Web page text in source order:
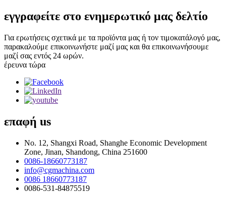
εγγραφείτε στο ενημερωτικό μας δελτίο
Για ερωτήσεις σχετικά με τα προϊόντα μας ή τον τιμοκατάλογό μας,
παρακαλούμε επικοινωνήστε μαζί μας και θα επικοινωνήσουμε
μαζί σας εντός 24 ωρών.
έρευνα τώρα
επαφή us
No. 12, Shangxi Road, Shanghe Economic Development
Zone, Jinan, Shandong, China 251600
0086-18660773187
info@cgmachina.com
0086 18660773187
0086-531-84875519